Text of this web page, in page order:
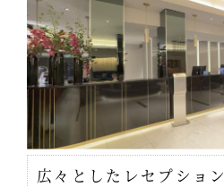
広々としたレセプション